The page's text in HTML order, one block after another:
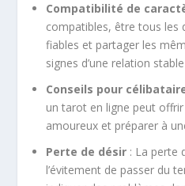
Compatibilité de
compatibles, être tous les
fiables et partager les
signes d’une relation
Conseils pour
un tarot en ligne peut offrir
amoureux et préparer à
Perte de désir : La perte
l’évitement de passer du